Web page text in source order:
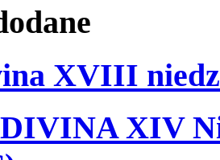
XVIII
XIV